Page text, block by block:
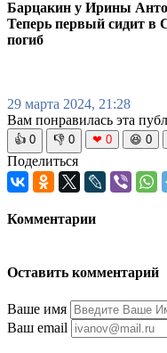
Барцакин у Ирины
Теперь первый сидит в
погиб
29 марта 2024, 21:28
Вам понравилась эта
👍 0 👎 0 ❤ 0 😆 0
Поделиться
Комментарии
Оставить комментарий
Ваше имя
Ваш email